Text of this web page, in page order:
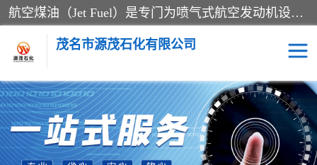
航空煤油（Jet Fuel）是专门为喷气式航空发动机设计的高纯度燃料，主要分为Jet A、Jet A-1和Jet B等类型。其特点是闪点高、低温流动性好，并添加了抗静电剂和抗氧化剂以确保飞行安全。航空煤油需
茂名市源茂石化有限公司
RP3航空煤油 D20+D30溶剂油
D40+D60溶剂油 D80+D100溶剂油